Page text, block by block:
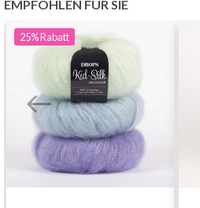
EMPFOHLEN FÜR SIE
25%Rabatt